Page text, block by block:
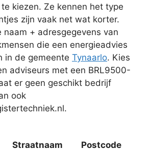
kiezen. Ze kennen het type
zijn vaak net wat korter.
naam + adresgegevens van
die een energieadvies
in de gemeente Tynaarlo. Kies
adviseurs met een BRL9500-
er geen geschikt bedrijf
ook
Straatnaam Postcode